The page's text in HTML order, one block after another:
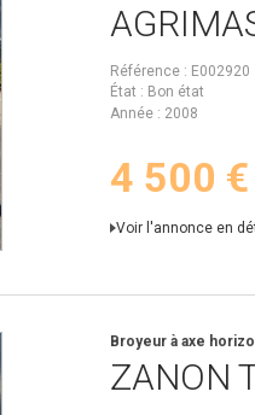
Référence
E002920
État
Bon état
Année
2008
4 500 €
Voir l'annonce en
ZANON
Broyeur à axe